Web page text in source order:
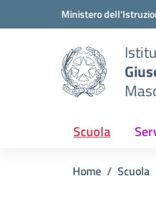
Vai ai contenuti
Vai al menu di navigazione
Ministero
Scuola
Home Scuola